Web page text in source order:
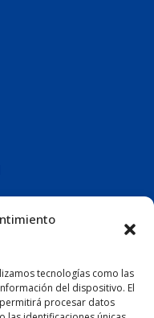
tecnologías como las
del dispositivo. El
procesar datos